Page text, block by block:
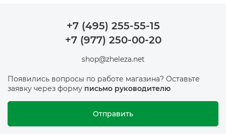
+7 (495) 255-55-15
+7 (977) 250-00-20
shop@zheleza.net
Появились вопросы по работе магазина? Оставьте
заявку через форму письмо руководителю
Отправить